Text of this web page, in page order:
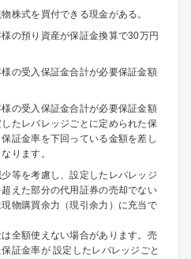
株式を買付できる現金がある。
の預り資産が保証金換算で30万円
の受入保証金合計が必要保証金額
の受入保証金合計が必要保証金額
たレバレッジごとに定められた保
証金率を下回っている金額を差し
ります。
等を考慮し、設定したレバレッジ
えた部分の代用証券の売却でない
物購買余力（現引余力）に充当で
全額使えない場合があります。売
証金率が 設定したレバレッジごと